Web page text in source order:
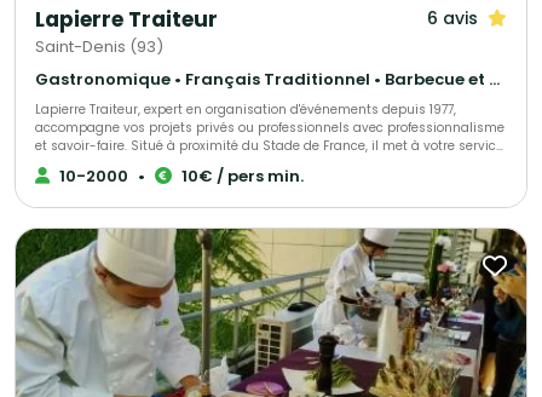
Lapierre Traiteur 6 avis
Saint-Denis (93)
Gastronomique • Français Traditionnel • Barbecue et grillades
Lapierre Traiteur, expert en organisation d'événements depuis 1977,
accompagne vos projets privés ou professionnels avec professionnalisme
et savoir-faire. Situé à proximité du Stade de France, il met à votre service
une cuisine traditionnelle et d'exception, élaborée à partir de produits frais
et locaux. Grâce à une équipe de collaborateurs expérimentés, Lapierre
sociales.
10-2000 • 10€ / pers min.